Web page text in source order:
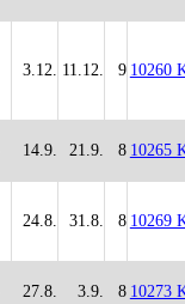
3.12. 11.12. 9 10260
14.9. 21.9. 8 10265
24.8. 31.8. 8 10269
27.8. 3.9. 8 10273